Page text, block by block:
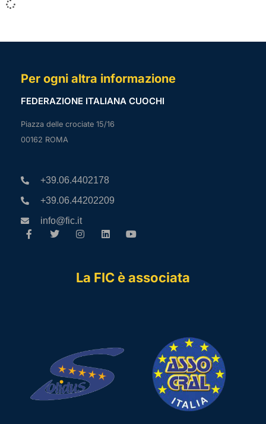
Per ogni altra informazione
FEDERAZIONE ITALIANA CUOCHI
Piazza delle crociate 15/16
00162 ROMA
+39.06.4402178
+39.06.44202209
info@fic.it
La FIC è associata